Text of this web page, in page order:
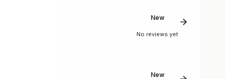
New
No reviews yet
New